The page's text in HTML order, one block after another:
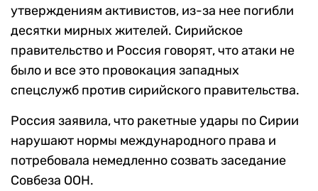
утверждениям активистов, из-за нее погибли
десятки мирных жителей. Сирийское
правительство и Россия говорят, что атаки не
было и все это провокация западных
спецслужб против сирийского правительства.
Россия заявила, что ракетные удары по Сирии
нарушают нормы международного права и
потребовала немедленно созвать заседание
Совбеза ООН.